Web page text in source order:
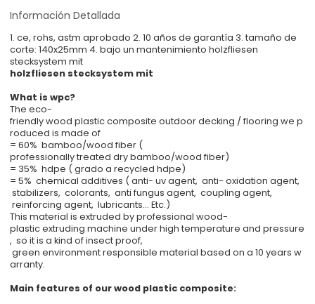
Información Detallada
1. ce, rohs, astm aprobado 2. 10 años de garantía 3. tamaño de
corte: 140x25mm 4. bajo un mantenimiento holzfliesen
stecksystem mit
holzfliesen stecksystem mit
What is wpc?
The eco-
friendly wood plastic composite outdoor decking / flooring we p
roduced is made of
= 60% bamboo/wood fiber (
professionally treated dry bamboo/wood fiber)
= 35% hdpe ( grado a recycled hdpe)
= 5% chemical additives ( anti- uv agent, anti- oxidation agent,
stabilizers, colorants, anti fungus agent, coupling agent,
reinforcing agent, lubricants... Etc.)
This material is extruded by professional wood-
plastic extruding machine under high temperature and pressure
, so it is a kind of insect proof,
green environment responsible material based on a 10 years w
arranty.
Main features of our wood plastic composite: